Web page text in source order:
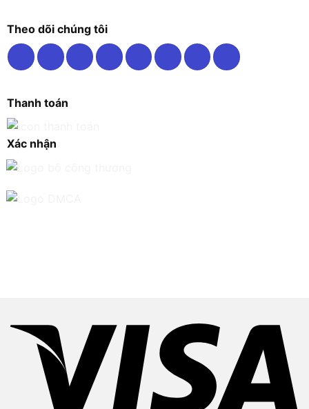
Theo dõi chúng tôi
Thanh toán
Xác nhận